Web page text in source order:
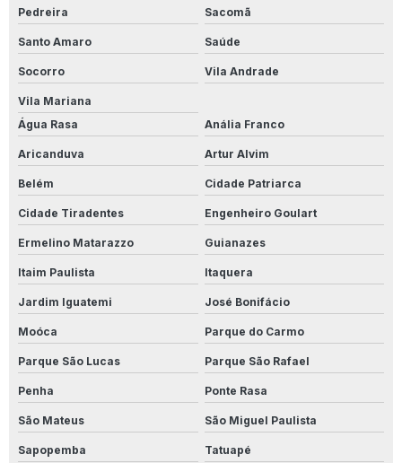
Produto Para Limpar Calçada De Pedra
Produto Para Limpar Calçadas
Produto Para Limpar Calçadas Com Limo
Produto Para Limpar Cerâmica
Produto Para Limpar Cerâmica Antiderrapante
Produto Para Limpar Cerâmica De Banheiro
Produto Para Limpar Cerâmica Branca
Produto Para Limpar Cerâmica Branca Encardida
Produto Para Limpar Cerâmica Manchada
Produto Para Limpar Cerâmica Pós Obra
Produto Para Limpar Inox Industrial
Pedreira Sacomã
Santo Amaro Saúde
Socorro Vila Andrade
Vila Mariana
Água Rasa
Anália Franco
Aricanduva Artur Alvim
Belém Cidade Patriarca
Cidade Tiradentes Engenheiro Goulart
Ermelino Matarazzo Guianazes
Itaim Paulista Itaquera
Jardim Iguatemi José Bonifácio
Moóca Parque do Carmo
Parque São Lucas Parque São Rafael
Penha Ponte Rasa
São Mateus São Miguel Paulista
Sapopemba Tatuapé